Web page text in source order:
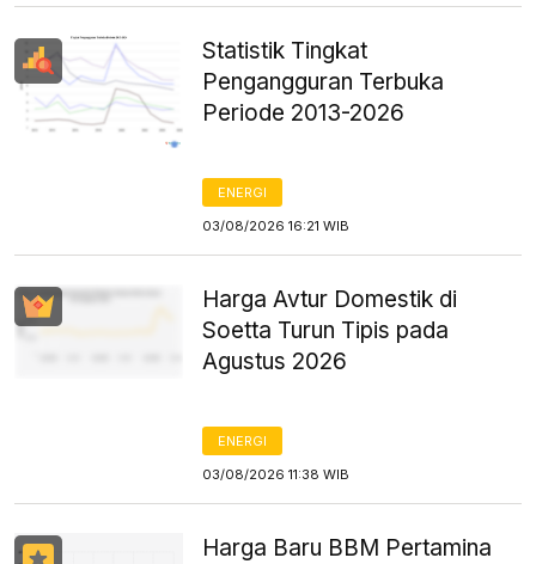
Statistik Tingkat
Pengangguran Terbuka
Periode 2013-2026
ENERGI
03/08/2026 16:21 WIB
Harga Avtur Domestik di
Soetta Turun Tipis pada
Agustus 2026
ENERGI
03/08/2026 11:38 WIB
Harga Baru BBM Pertamina